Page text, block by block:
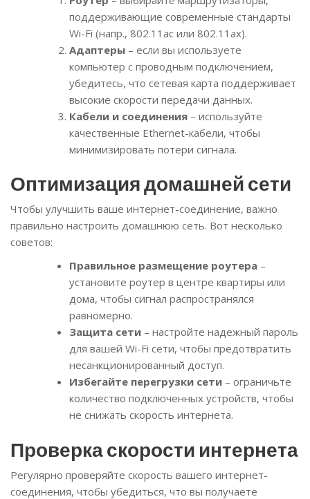
поддерживающие современные стандарты
Wi-Fi (напр., 802.11ac или 802.11ax).
Адаптеры – если вы используете
компьютер с проводным подключением,
убедитесь, что сетевая карта поддерживает
высокие скорости передачи данных.
Кабели и соединения – используйте
качественные Ethernet-кабели, чтобы
минимизировать потери сигнала.
Оптимизация домашней сети
Чтобы улучшить ваше интернет-соединение, важно
правильно настроить домашнюю сеть. Вот несколько
советов:
Правильное размещение роутера –
установите роутер в центре квартиры или
дома, чтобы сигнал распространялся
равномерно.
Защита сети – настройте надежный пароль
для вашей Wi-Fi сети, чтобы предотвратить
несанкционированный доступ.
Избегайте перегрузки сети – ограничьте
количество подключенных устройств, чтобы
не снижать скорость интернета.
Проверка скорости интернета
Регулярно проверяйте скорость вашего интернет-
соединения, чтобы убедиться, что вы получаете